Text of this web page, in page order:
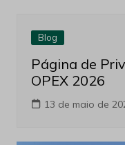
Blog
Página de
OPEX 2026
13 de maio de